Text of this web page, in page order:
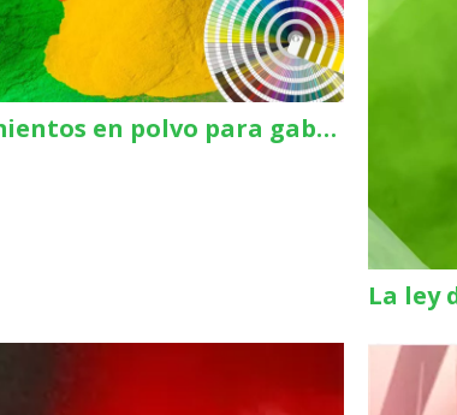
Recubrimientos en polvo para gabinetes de baterías de vehículos eléctricos: controlar el efecto jaula de Faraday y el dilema de la disipación de calor